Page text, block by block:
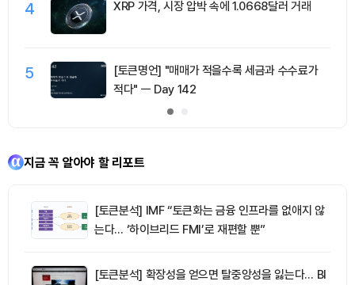
4 XRP 가격, 시장 압박 속에 1.0668달러 거래
5
[토큰명언] "매매가 적을수록 세금과 수수료가
적다" ㅡ Day 142
지금 꼭 알아야 할 리포트
[토큰분석] IMF “토큰화는 금융 인프라를 없애지 않
는다… ‘하이브리드 FMI’로 재편할 뿐”
[토큰분석] 확장성을 얻으면 탈중앙성을 잃는다… BI